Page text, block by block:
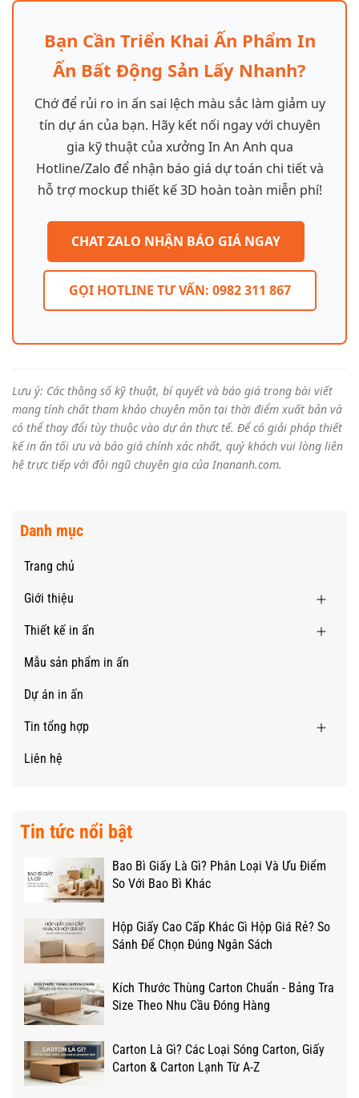
Bạn Cần Triển Khai Ấn Phẩm In
Ấn Bất Động Sản Lấy Nhanh?
Chớ để rủi ro in ấn sai lệch màu sắc làm giảm uy
tín dự án của bạn. Hãy kết nối ngay với chuyên
gia kỹ thuật của xưởng In An Anh qua
Hotline/Zalo để nhận báo giá dự toán chi tiết và
hỗ trợ mockup thiết kế 3D hoàn toàn miễn phí!
CHAT ZALO NHẬN BÁO GIÁ NGAY
GỌI HOTLINE TƯ VẤN: 0982 311 867
Lưu ý: Các thông số kỹ thuật, bí quyết và báo giá trong bài viết
mang tính chất tham khảo chuyên môn tại thời điểm xuất bản và
có thể thay đổi tùy thuộc vào dự án thực tế. Để có giải pháp thiết
kế in ấn tối ưu và báo giá chính xác nhất, quý khách vui lòng liên
hệ trực tiếp với đội ngũ chuyên gia của Inananh.com.
Danh mục
Trang chủ
Giới thiệu
Thiết kế in ấn
Mẫu sản phẩm in ấn
Dự án in ấn
Tin tổng hợp
Liên hệ
Tin tức nổi bật
Bao Bì Giấy Là Gì? Phân Loại Và Ưu Điểm
So Với Bao Bì Khác
Hộp Giấy Cao Cấp Khác Gì Hộp Giá Rẻ? So
Sánh Để Chọn Đúng Ngân Sách
Kích Thước Thùng Carton Chuẩn - Bảng Tra
Size Theo Nhu Cầu Đóng Hàng
Carton Là Gì? Các Loại Sóng Carton, Giấy
Carton & Carton Lạnh Từ A-Z